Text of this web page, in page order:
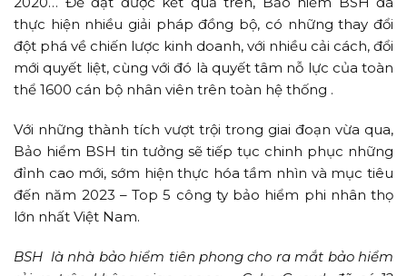
thực hiện nhiều giải pháp đồng bộ, có những thay đổi
đột phá về chiến lược kinh doanh, với nhiều cải cách, đổi
mới quyết liệt, cùng với đó là quyết tâm nỗ lực của toàn
thể 1600 cán bộ nhân viên trên toàn hệ thống .
Với những thành tích vượt trội trong giai đoạn vừa qua,
Bảo hiểm BSH tin tưởng sẽ tiếp tục chinh phục những
đỉnh cao mới, sớm hiện thực hóa tầm nhìn và mục tiêu
đến năm 2023 – Top 5 công ty bảo hiểm phi nhân thọ
lớn nhất Việt Nam.
BSH là nhà bảo hiểm tiên phong cho ra mắt bảo hiểm